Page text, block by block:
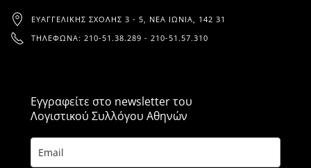
ΕΥΑΓΓΕΛΙΚΉΣ ΣΧΟΛΉΣ 3 - 5, ΝΈΑ ΙΩΝΊΑ, 142 31
ΤΗΛΈΦΩΝΑ: 210-51.38.289 - 210-51.57.310
Εγγραφείτε στο newsletter του
Λογιστικού Συλλόγου Αθηνών